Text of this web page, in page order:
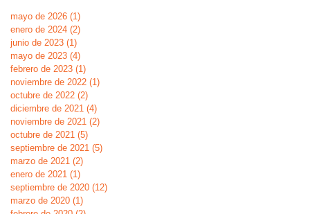
mayo de 2026 (1)
enero de 2024 (2)
junio de 2023 (1)
mayo de 2023 (4)
febrero de 2023 (1)
noviembre de 2022 (1)
octubre de 2022 (2)
diciembre de 2021 (4)
noviembre de 2021 (2)
octubre de 2021 (5)
septiembre de 2021 (5)
marzo de 2021 (2)
enero de 2021 (1)
septiembre de 2020 (12)
marzo de 2020 (1)